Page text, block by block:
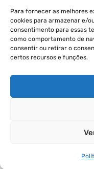
Para fornecer as melhores
cookies para armazenar e/
consentimento para essas
como comportamento de
consentir ou retirar o
certos recursos e funções.
Vivo
Samsung
Como
Instagram